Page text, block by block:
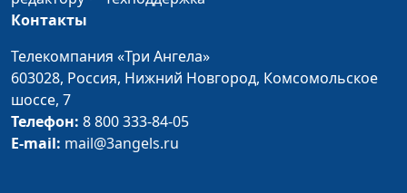
Тимонина (кулинар)
Турнир: отцы и дети
Гончар (психолог-
Контакты
Телекомпания «Три Ангела»
603028, Россия, Нижний Новгород, Комсомольское
шоссе, 7
Телефон: 8 800 333-84-05
E-mail: mail@3angels.ru